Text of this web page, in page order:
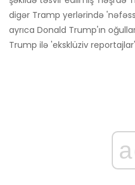
digər Tramp yerlərində
ayrıca Donald Trump'ın
Trump ilə 'eksklüziv reportajlar'